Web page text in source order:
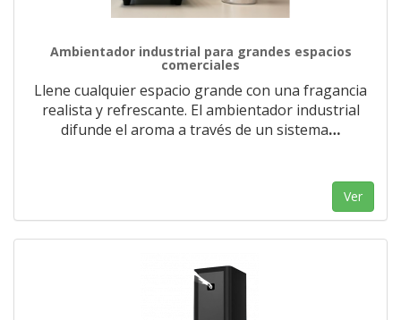
Ambientador industrial para grandes espacios
comerciales
Llene cualquier espacio grande con una fragancia
realista y refrescante. El ambientador industrial
difunde el aroma a través de un sistema…
Ver